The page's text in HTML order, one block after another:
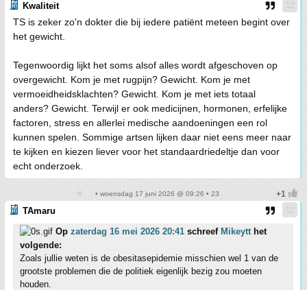
Kwaliteit
TS is zeker zo'n dokter die bij iedere patiënt meteen begint over
het gewicht.
Tegenwoordig lijkt het soms alsof alles wordt afgeschoven op
overgewicht. Kom je met rugpijn? Gewicht. Kom je met
vermoeidheidsklachten? Gewicht. Kom je met iets totaal
anders? Gewicht. Terwijl er ook medicijnen, hormonen, erfelijke
factoren, stress en allerlei medische aandoeningen een rol
kunnen spelen. Sommige artsen lijken daar niet eens meer naar
te kijken en kiezen liever voor het standaardriedeltje dan voor
echt onderzoek.
• woensdag 17 juni 2026 @ 09:26 • 23
TAmaru
Op zaterdag 16 mei 2026 20:41 schreef Mikeytthet
volgende:
Zoals jullie weten is de obesitasepidemie misschien wel 1 van de
grootste problemen die de politiek eigenlijk bezig zou moeten
houden.